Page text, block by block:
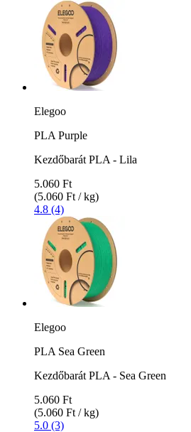
Elegoo
PLA Purple
Kezdőbarát PLA - Lila
5.060 Ft
(5.060 Ft / kg)
4.8 (4)
Elegoo
PLA Sea Green
Kezdőbarát PLA - Sea Green
5.060 Ft
(5.060 Ft / kg)
5.0 (3)